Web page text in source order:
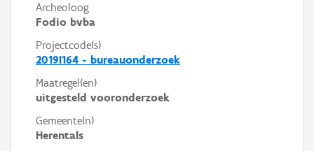
Archeoloog
Fodio bvba
Projectcode(s)
2019I164 - bureauonderzoek
Maatregel(en)
uitgesteld vooronderzoek
Gemeente(n)
Herentals